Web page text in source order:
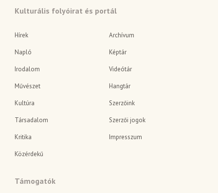
Kulturális folyóirat és portál
Hírek
Napló
Irodalom
Művészet
Kultúra
Társadalom
Kritika
Közérdekű
Archívum
Képtár
Videótár
Hangtár
Szerzőink
Szerzői jogok
Impresszum
Támogatók